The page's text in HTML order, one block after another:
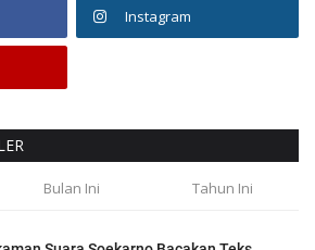
Instagram
Bulan Ini Tahun Ini